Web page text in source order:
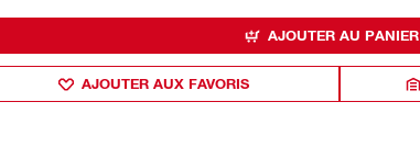
AJOUTER AU PANIER
AJOUTER AUX FAVORIS